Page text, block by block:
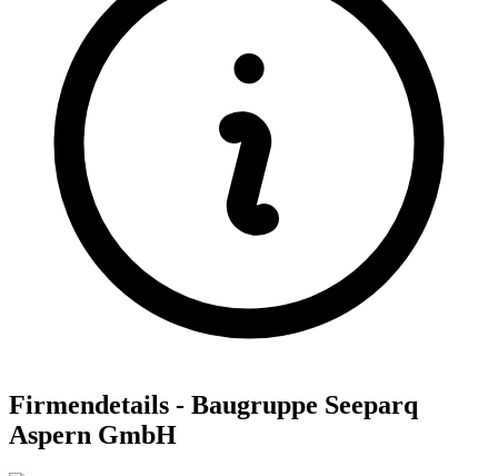
Firmendetails - Baugruppe Seeparq
Aspern GmbH